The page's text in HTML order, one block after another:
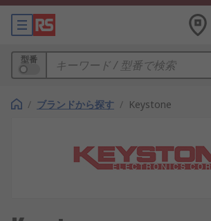
型番
/ ブランドから探す / Keystone